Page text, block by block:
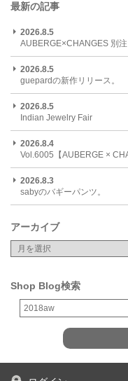
最新の記事
2026.8.5
AUBERGE×CHANGES 別
2026.8.5
guepardの新作リリース。
2026.8.5
Indian Jewelry Fair
2026.8.4
Vol.6005【AUBERGE ×
2026.8.3
sabyのバギーパンツ。
アーカイブ
Shop Blog検索